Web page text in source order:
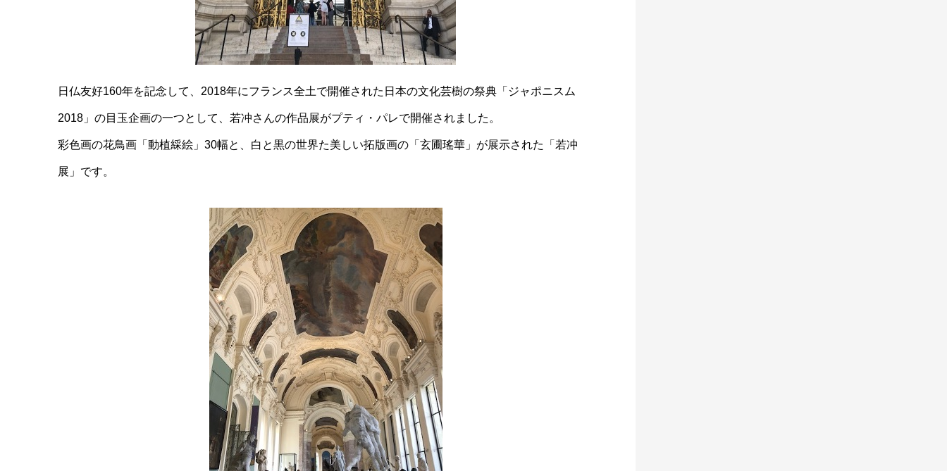
日仏友好160年を記念して、2018年にフランス全土で開催された日本の文化芸樹の祭典「ジャポニスム
2018」の目玉企画の一つとして、若冲さんの作品展がプティ・パレで開催されました。
彩色画の花鳥画「動植綵絵」30幅と、白と黒の世界た美しい拓版画の「玄圃瑤華」が展示された「若冲
展」です。